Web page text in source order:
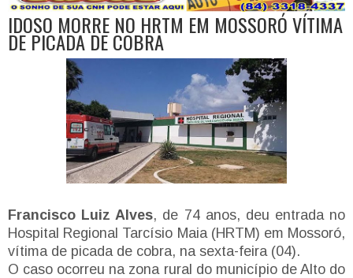
IDOSO MORRE NO HRTM EM MOSSORÓ VÍTIMA
DE PICADA DE COBRA
Francisco Luiz Alves, de 74 anos, deu entrada no
Hospital Regional Tarcísio Maia (HRTM) em Mossoró,
vítima de picada de cobra, na sexta-feira (04).
O caso ocorreu na zona rural do município de Alto do